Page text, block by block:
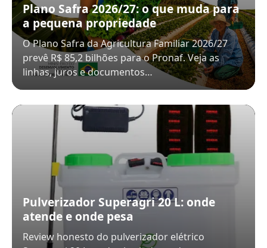
Plano Safra 2026/27: o que muda para
a pequena propriedade
O Plano Safra da Agricultura Familiar 2026/27
prevê R$ 85,2 bilhões para o Pronaf. Veja as
linhas, juros e documentos…
Pulverizador Superagri 20 L: onde
atende e onde pesa
Review honesto do pulverizador elétrico